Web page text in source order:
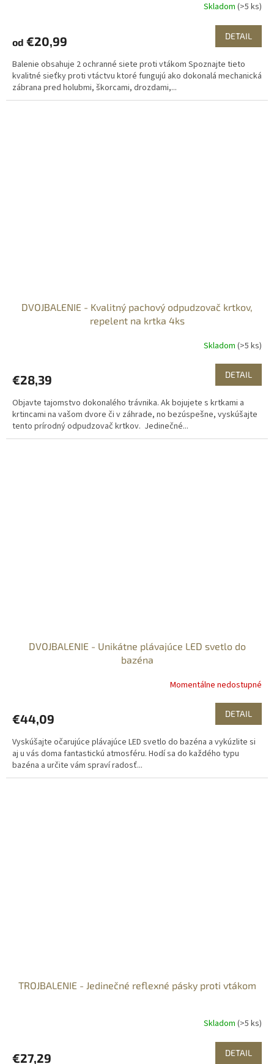
Skladom (>5 ks)
od €20,99 DETAIL
Balenie obsahuje 2 ochranné siete proti vtákom Spoznajte tieto
kvalitné sieťky proti vtáctvu ktoré fungujú ako dokonalá mechanická
zábrana pred holubmi, škorcami, drozdami,...
DVOJBALENIE - Kvalitný pachový odpudzovač krtkov,
repelent na krtka 4ks
Skladom (>5 ks)
€28,39 DETAIL
Objavte tajomstvo dokonalého trávnika. Ak bojujete s krtkami a
krtincami na vašom dvore či v záhrade, no bezúspešne, vyskúšajte
tento prírodný odpudzovač krtkov. Jedinečné...
DVOJBALENIE - Unikátne plávajúce LED svetlo do
bazéna
Momentálne nedostupné
€44,09 DETAIL
Vyskúšajte očarujúce plávajúce LED svetlo do bazéna a vykúzlite si
aj u vás doma fantastickú atmosféru. Hodí sa do každého typu
bazéna a určite vám spraví radosť...
TROJBALENIE - Jedinečné reflexné pásky proti vtákom
Skladom (>5 ks)
€27,29 DETAIL